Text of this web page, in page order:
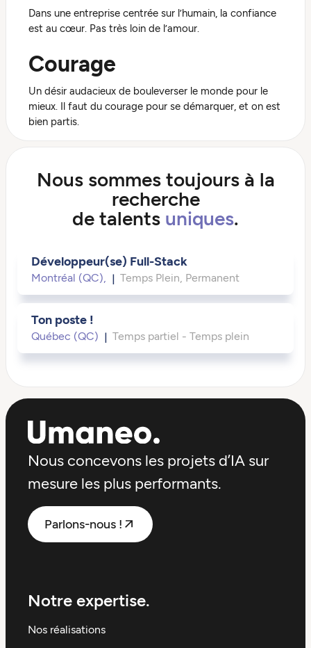
Dans une entreprise centrée sur l’humain, la confiance
est au cœur. Pas très loin de l’amour.
Courage
Un désir audacieux de bouleverser le monde pour le
mieux. Il faut du courage pour se démarquer, et on est
bien partis.
Nous sommes toujours à la
recherche
de talents uniques.
Développeur(se) Full-Stack
Montréal (QC), | Temps Plein, Permanent
Ton poste !
Québec (QC) | Temps partiel - Temps plein
Nous concevons les projets d’IA sur
mesure les plus performants.
Parlons-nous !
Notre expertise.
Nos réalisations